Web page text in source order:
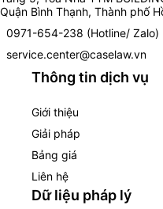
Quận Bình Thạnh, Thành phố
0971-654-238 (Hotline/ Zalo)
service.center@caselaw.vn
Thông tin dịch vụ
Giới thiệu
Giải pháp
Bảng giá
Liên hệ
Dữ liệu pháp lý